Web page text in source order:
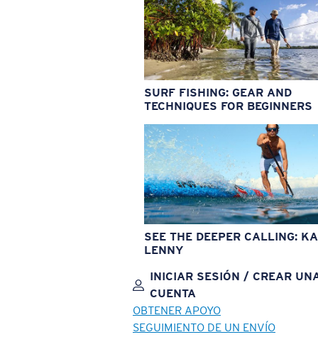
SURF FISHING: GEAR AND
TECHNIQUES FOR BEGINNERS
SEE THE DEEPER CALLING:
LENNY
INICIAR SESIÓN / CREAR
CUENTA
OBTENER APOYO
SEGUIMIENTO DE UN ENVÍO